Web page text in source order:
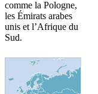
comme la Pologne,
les Émirats arabes
unis et l’Afrique du
Sud.